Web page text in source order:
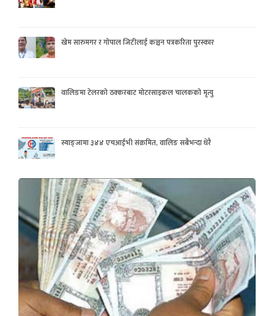
खेम सारुमगर र गोपाल जिटीलाई कञ्चन पत्रकरिता पुरस्कार
वालिङमा टेलरको ठक्करबाट मोटरसाइकल चालकको मृत्यु
स्याङ्जामा ३४४ एचआईभी संक्रमित, वालिङ सबैभन्दा धेरै